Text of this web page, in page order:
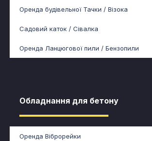
Оренда будівельної Тачки / Візока
Садовий каток / Сівалка
Оренда Ланцюгової пили / Бензопили
Обладнання для бетону​
Оренда Віброрейки